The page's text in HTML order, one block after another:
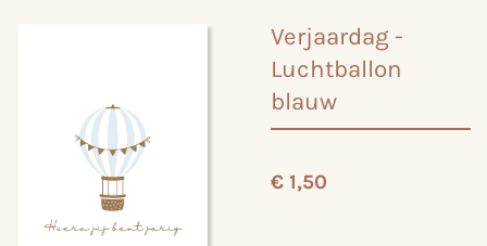
Verjaardag -
Luchtballon
blauw
€ 1,50